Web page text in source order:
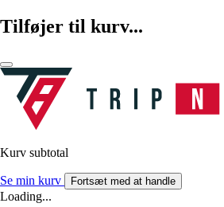
Tilføjer til kurv...
Kurv subtotal
Se min kurv Fortsæt med at handle
Loading...